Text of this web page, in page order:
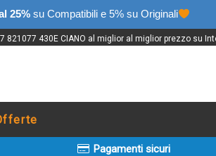
25% su Compatibili e 5% su Originali
821077 430E CIANO al miglior al miglior prezzo su
Pagamenti sicuri